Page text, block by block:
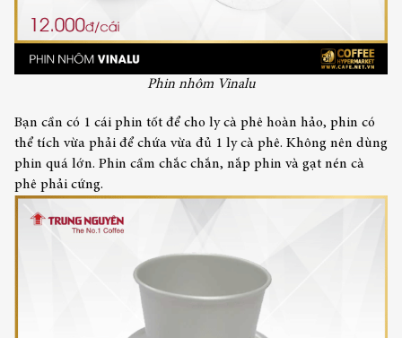
Phin nhôm Vinalu
Bạn cần có 1 cái phin tốt để cho ly cà phê hoàn hảo, phin có
thể tích vừa phải để chứa vừa đủ 1 ly cà phê. Không nên dùng
phin quá lớn. Phin cầm chắc chắn, nắp phin và gạt nén cà
phê phải cứng.